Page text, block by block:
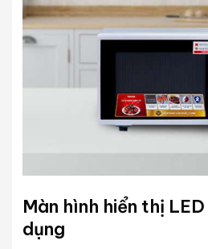
Màn hình hiển thị
dụng